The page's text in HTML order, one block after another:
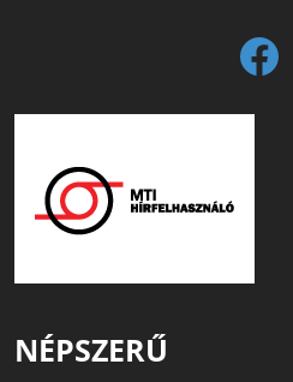
NÉPSZERŰ